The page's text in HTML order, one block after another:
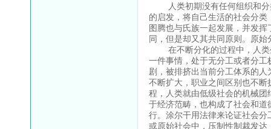
人类初期没有任何组织和分
的启发，将自己生活的社会分
图腾也与氏族一起发展，并发
同，但是却又其共同原则。原
在不断分化的过程中，人类
一件事情，处于无分工或者分
剧，被排挤出当前分工体系的
不断扩大，职业之间区别也不
程，人类就由低级社会的机械
于经济范畴，也构成了社会和
行。涂尔干用法律来论证社会
或原始社会中，压制性制裁发